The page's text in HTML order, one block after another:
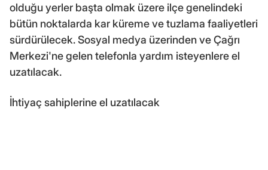
olduğu yerler başta olmak üzere ilçe genelindeki
bütün noktalarda kar küreme ve tuzlama faaliyetleri
sürdürülecek. Sosyal medya üzerinden ve Çağrı
Merkezi'ne gelen telefonla yardım isteyenlere el
uzatılacak.
İhtiyaç sahiplerine el uzatılacak